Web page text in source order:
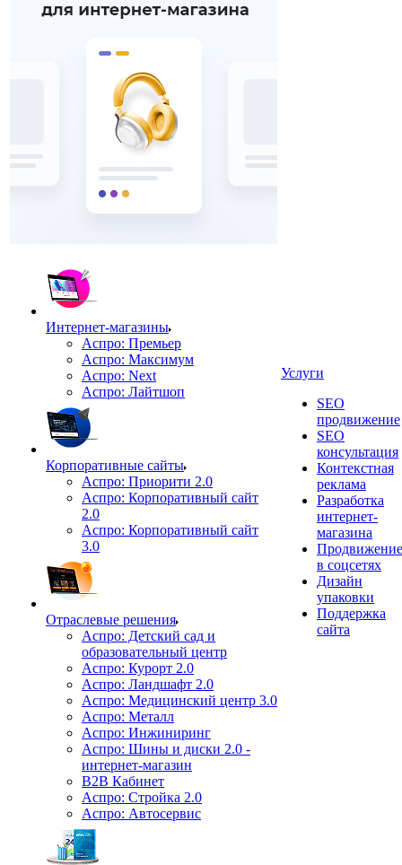
Интернет-магазины
Аспро: Премьер
Аспро: Максимум
Аспро: Next
Аспро: Лайтшоп
Корпоративные сайты
Аспро: Приорити 2.0
Аспро: Корпоративный сайт
2.0
Аспро: Корпоративный сайт
3.0
Отраслевые решения
Аспро: Детский сад и
образовательный центр
Аспро: Курорт 2.0
Аспро: Ландшафт 2.0
Аспро: Медицинский центр 3.0
Аспро: Металл
Аспро: Инжиниринг
Аспро: Шины и диски 2.0 -
интернет-магазин
B2B Кабинет
Аспро: Стройка 2.0
Аспро: Автосервис
Услуги
SEO
продвижение
SEO
консультация
Контекстная
реклама
Разработка
интернет-
магазина
Продвижение
в соцсетях
Дизайн
упаковки
Поддержка
сайта